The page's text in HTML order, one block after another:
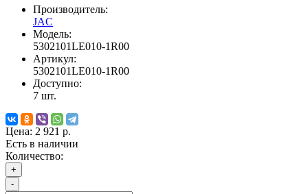
Производитель:
JAC
Модель:
5302101LE010-1R00
Артикул:
5302101LE010-1R00
Доступно:
7 шт.
Цена: 2 921 р.
Есть в наличии
Количество:
+
-